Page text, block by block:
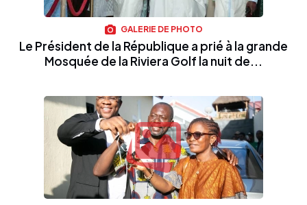
GALERIE DE PHOTO
Le Président de la République a prié à la grande
Mosquée de la Riviera Golf la nuit de...